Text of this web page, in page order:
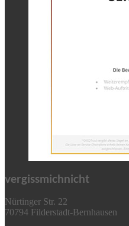
vergissmichnicht
Nürtinger Str. 22
70794 Filderstadt-Bernhausen